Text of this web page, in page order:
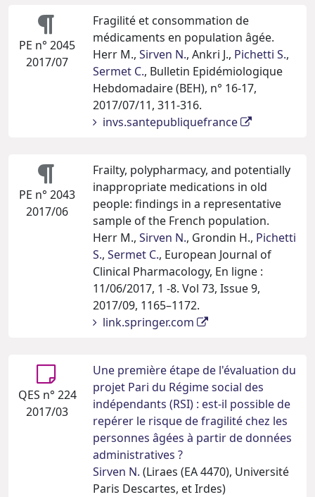
PE n° 2045
2017/07
Fragilité et consommation de
médicaments en population âgée.
Herr M., Sirven N., Ankri J., Pichetti S.,
Sermet C., Bulletin Epidémiologique
Hebdomadaire (BEH), n° 16-17,
2017/07/11, 311-316.
invs.santepubliquefrance
PE n° 2043
2017/06
Frailty, polypharmacy, and potentially
inappropriate medications in old
people: findings in a representative
sample of the French population.
Herr M., Sirven N., Grondin H., Pichetti
S., Sermet C., European Journal of
Clinical Pharmacology, En ligne :
11/06/2017, 1 -8. Vol 73, Issue 9,
2017/09, 1165–1172.
link.springer.com
QES n° 224
2017/03
Une première étape de l'évaluation du
projet Pari du Régime social des
indépendants (RSI) : est-il possible de
repérer le risque de fragilité chez les
personnes âgées à partir de données
administratives ?
Sirven N. (Liraes (EA 4470), Université
Paris Descartes, et Irdes)